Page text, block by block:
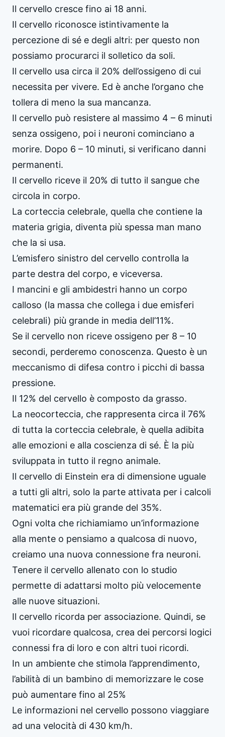
Il cervello cresce fino ai 18 anni.
Il cervello riconosce istintivamente la
percezione di sé e degli altri: per questo non
possiamo procurarci il solletico da soli.
Il cervello usa circa il 20% dell’ossigeno di cui
necessita per vivere. Ed è anche l’organo che
tollera di meno la sua mancanza.
Il cervello può resistere al massimo 4 – 6 minuti
senza ossigeno, poi i neuroni cominciano a
morire. Dopo 6 – 10 minuti, si verificano danni
permanenti.
Il cervello riceve il 20% di tutto il sangue che
circola in corpo.
La corteccia celebrale, quella che contiene la
materia grigia, diventa più spessa man mano
che la si usa.
L’emisfero sinistro del cervello controlla la
parte destra del corpo, e viceversa.
I mancini e gli ambidestri hanno un corpo
calloso (la massa che collega i due emisferi
celebrali) più grande in media dell’11%.
Se il cervello non riceve ossigeno per 8 – 10
secondi, perderemo conoscenza. Questo è un
meccanismo di difesa contro i picchi di bassa
pressione.
Il 12% del cervello è composto da grasso.
La neocorteccia, che rappresenta circa il 76%
di tutta la corteccia celebrale, è quella adibita
alle emozioni e alla coscienza di sé. È la più
sviluppata in tutto il regno animale.
Il cervello di Einstein era di dimensione uguale
a tutti gli altri, solo la parte attivata per i calcoli
matematici era più grande del 35%.
Ogni volta che richiamiamo un’informazione
alla mente o pensiamo a qualcosa di nuovo,
creiamo una nuova connessione fra neuroni.
Tenere il cervello allenato con lo studio
permette di adattarsi molto più velocemente
alle nuove situazioni.
Il cervello ricorda per associazione. Quindi, se
vuoi ricordare qualcosa, crea dei percorsi logici
connessi fra di loro e con altri tuoi ricordi.
In un ambiente che stimola l’apprendimento,
l’abilità di un bambino di memorizzare le cose
può aumentare fino al 25%
Le informazioni nel cervello possono viaggiare
ad una velocità di 430 km/h.